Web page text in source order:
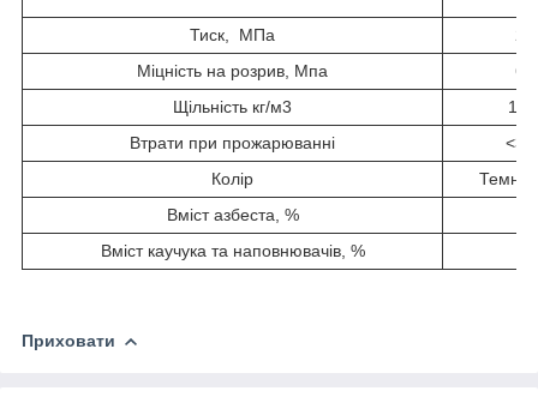
Тиск, МПа
Міцність на розрив, Мпа
6,1
Щільність кг/м3
Втрати при прожарюванні
Колір
Темно-
Вміст азбеста, %
Вміст каучука та наповнювачів, %
Приховати